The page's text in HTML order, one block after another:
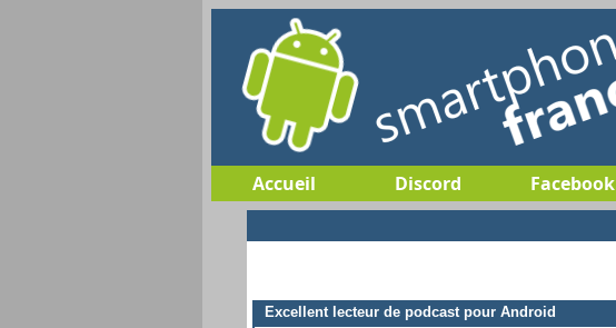
Accueil Discord Facebook
Excellent lecteur de podcast pour Android